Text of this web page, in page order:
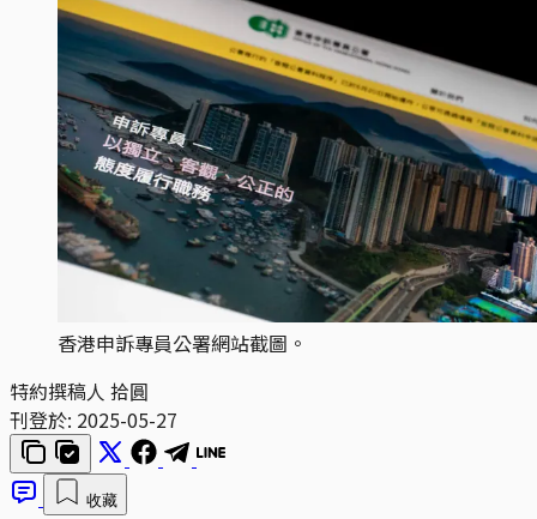
香港申訴專員公署網站截圖。
特約撰稿人 拾圓
刊登於: 2025-05-27
收藏